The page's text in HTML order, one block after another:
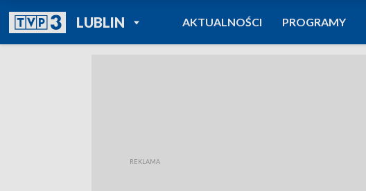
LUBLINPOWRÓT DO
TVP REGIONY
AKTUALNOŚCI PROGRAMY